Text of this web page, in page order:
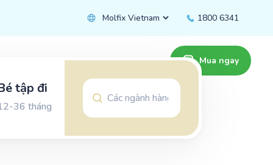
1800 6341
Mua ngay
tập đi
36 tháng